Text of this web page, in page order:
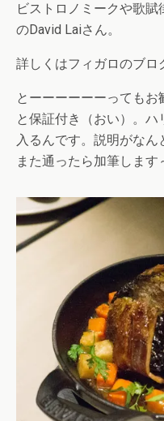
ビストロノミークや歌
のDavid Laiさん。
詳しくはフィガロのブ
とーーーーーーっても
と保証付き（おい）。
入るんです。説明がな
また通ったら加筆します